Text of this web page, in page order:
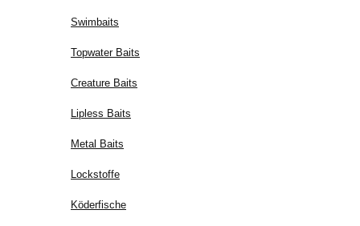
Swimbaits
Topwater Baits
Creature Baits
Lipless Baits
Metal Baits
Lockstoffe
Köderfische